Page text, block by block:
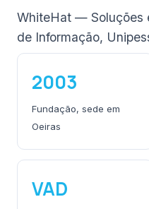
WhiteHat — Soluções
de Informação,
2003
Fundação, sede em
Oeiras
VAD